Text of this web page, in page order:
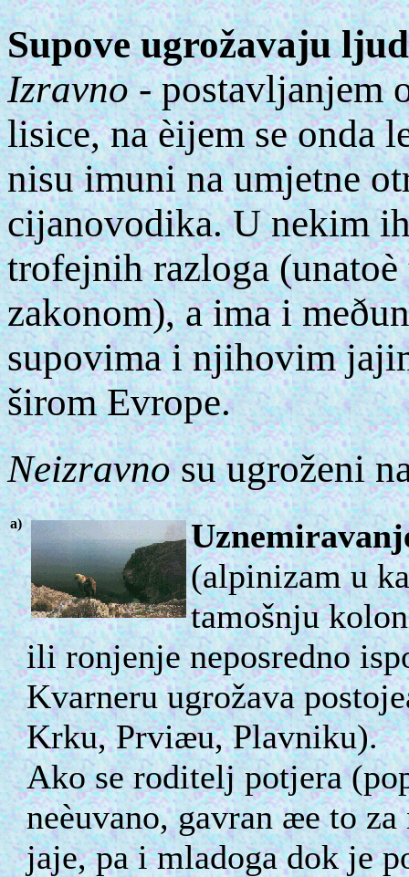
Supove ugrožavaju
Izravno- postavljanjem
lisice, na èijem se onda
nisu imuni na umjetne
cijanovodika. U nekim
trofejnih razloga
zakonom), a ima i
supovima i njihovim
širom Evrope.
Neizravnosu ugroženi
a)
(alpinizam u
tamošnju
ili ronjenje neposredno
Kvarneru ugrožava
Krku, Prviæu, Plavniku).
Ako se roditelj potjera
neèuvano, gavran æe to
jaje, pa i mladoga dok je